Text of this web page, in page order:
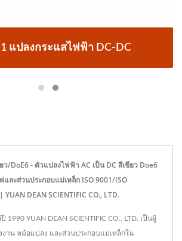
แปลงกระแสไฟฟ้า DC-DC
ว/DoE6 - ตัวแปลงไฟฟ้า AC เป็น DC สีเขียว Doe6
ละส่วนประกอบแม่เหล็ก ISO 9001/ISO
DEAN SCIENTIFIC CO., LTD.
YUAN DEAN SCIENTIFIC CO., LTD. เป็นผู้
าน หม้อแปลง และส่วนประกอบแม่เหล็กใน